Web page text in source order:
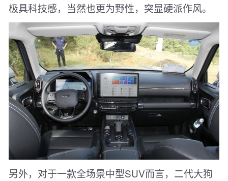
极具科技感，当然也更为野性，突显硬派作风。
另外，对于一款全场景中型SUV而言，二代大狗